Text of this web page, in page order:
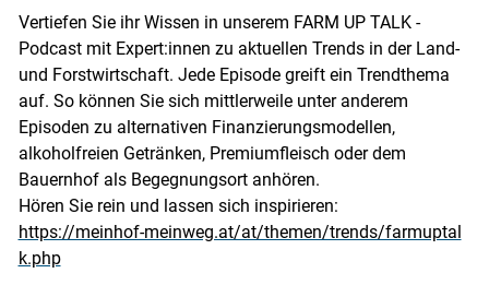
Vertiefen Sie ihr Wissen in unserem FARM UP TALK -
Podcast mit Expert:innen zu aktuellen Trends in der Land-
und Forstwirtschaft. Jede Episode greift ein Trendthema
auf. So können Sie sich mittlerweile unter anderem
Episoden zu alternativen Finanzierungsmodellen,
alkoholfreien Getränken, Premiumfleisch oder dem
Bauernhof als Begegnungsort anhören.
Hören Sie rein und lassen sich inspirieren:
https://meinhof-meinweg.at/at/themen/trends/farmuptal
k.php